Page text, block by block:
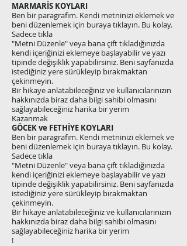
MARMARİS KOYLARI
Ben bir paragrafım. Kendi metninizi eklemek ve
beni düzenlemek için buraya tıklayın. Bu kolay.
Sadece tıkla
"Metni Düzenle" veya bana çift tıkladığınızda
kendi içeriğinizi eklemeye başlayabilir ve yazı
tipinde değişiklik yapabilirsiniz. Beni sayfanızda
istediğiniz yere sürükleyip bırakmaktan
çekinmeyin.
Bir hikaye anlatabileceğiniz ve kullanıcılarınızın
hakkınızda biraz daha bilgi sahibi olmasını
sağlayabileceğiniz harika bir yerim
Kazanmak
GÖCEK ve FETHİYE KOYLARI
Ben bir paragrafım. Kendi metninizi eklemek ve
beni düzenlemek için buraya tıklayın. Bu kolay.
Sadece tıkla
"Metni Düzenle" veya bana çift tıkladığınızda
kendi içeriğinizi eklemeye başlayabilir ve yazı
tipinde değişiklik yapabilirsiniz. Beni sayfanızda
istediğiniz yere sürükleyip bırakmaktan
çekinmeyin.
Bir hikaye anlatabileceğiniz ve kullanıcılarınızın
hakkınızda biraz daha bilgi sahibi olmasını
sağlayabileceğiniz harika bir yerim
!